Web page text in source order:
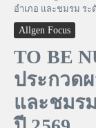
อำเภอ และชมรม ระ
Allgen Focus
TO BE
ประกวด
และชมร